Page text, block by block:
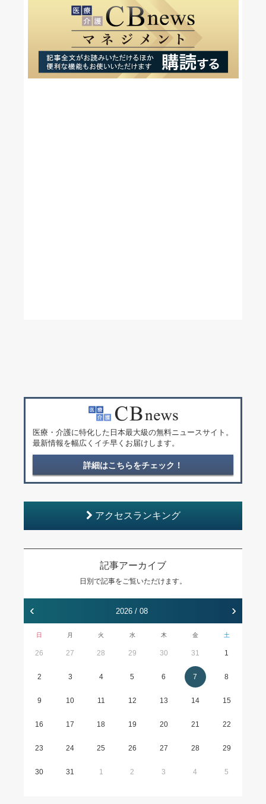
医療・介護に特化した日本最大級の無料ニュースサイト。
最新情報を幅広くイチ早くお届けします。
詳細はこちらをチェック！
アクセスランキング
記事アーカイブ
日別で記事をご覧いただけます。
‹ 2026 / 08 ›
日 月 火 水 木 金 土
26 27 28 29 30 31 1
2 3 4 5 6 7 8
9 10 11 12 13 14 15
16 17 18 19 20 21 22
23 24 25 26 27 28 29
30 31 1 2 3 4 5